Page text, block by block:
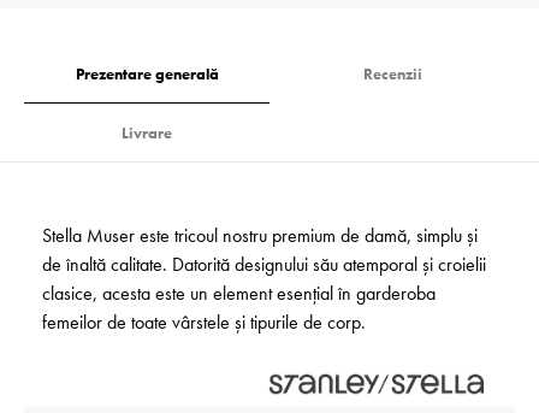
Prezentare generală Recenzii
Livrare
Stella Muser este tricoul nostru premium de damă, simplu și
de înaltă calitate. Datorită designului său atemporal și croielii
clasice, acesta este un element esențial în garderoba
femeilor de toate vârstele și tipurile de corp.